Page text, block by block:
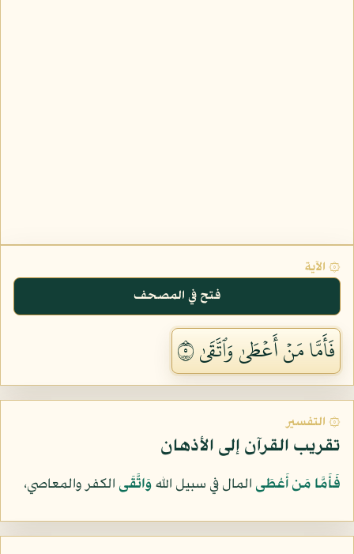
۞ الآية
فتح في المصحف
فَأَمَّا مَنۡ أَعۡطَىٰ وَٱتَّقَىٰ ٥
۞ التفسير
تقريب القرآن إلى الأذهان
فَأَمَّا مَن أَعْطَى المال في سبيل اللهوَاتَّقَى الكفر والمعاصي،